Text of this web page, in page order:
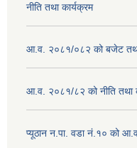
नीति तथा कार्यक्रम
आ.व. २०८१/०८२ को बजेट
आ.व. २०८१/८२ को नीति तथा
प्यूठान न.पा. वडा नं.१० को